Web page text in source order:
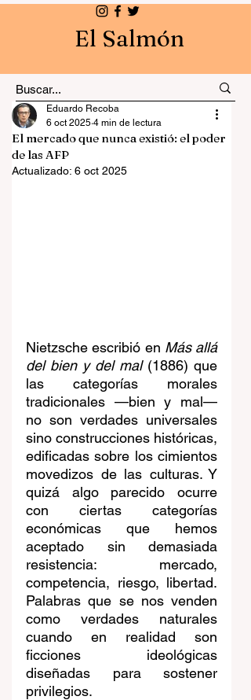
El Salmón
El mercado que nunca existió: el poder
de las AFP
Eduardo Recoba
6 oct 2025 4 min de lectura
Actualizado: 6 oct 2025
Nietzsche escribió en Más allá
del bien y del mal (1886) que
las categorías morales
tradicionales —bien y mal—
no son verdades universales
sino construcciones históricas,
edificadas sobre los cimientos
movedizos de las culturas. Y
quizá algo parecido ocurre
con ciertas categorías
económicas que hemos
aceptado sin demasiada
resistencia: mercado,
competencia, riesgo, libertad.
Palabras que se nos venden
como verdades naturales
cuando en realidad son
ficciones ideológicas
diseñadas para sostener
privilegios.